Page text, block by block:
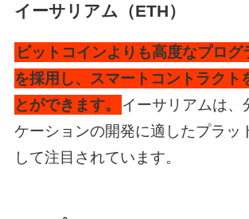
イーサリアム（ETH）
ビットコインよりも高度なプログ
を採用し、スマートコントラクト
とができます。
イーサリアムは、
ケーションの開発に適したプラッ
して注目されています。